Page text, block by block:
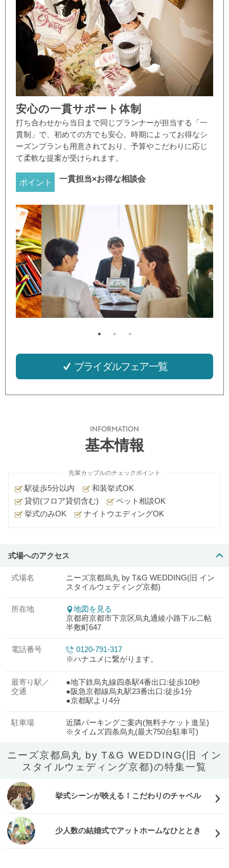
安心の一貫サポート体制
打ち合わせから当日まで同じプランナーが担当する「一
貫制」で、初めての方でも安心。時期によってお得なシ
ーズンプランも用意されており、予算やこだわりに応じ
て柔軟な提案が受けられます。
ポイント 一貫担当×お得な相談会
ブライダルフェア一覧
INFORMATION
基本情報
先輩カップルのチェックポイント
駅徒歩5分以内
和装挙式OK
貸切(フロア貸切含む)
ペット相談OK
挙式のみOK
ナイトウエディングOK
式場へのアクセス
式場名
ニーズ京都烏丸 by T&G WEDDING(旧 イン
スタイルウェディング京都)
所在地
地図を見る
京都府京都市下京区烏丸通綾小路下ル二帖
半敷町647
電話番号
0120-791-317
※ハナユメに繋がります。
最寄り駅／
交通
●地下鉄烏丸線四条駅4番出口:徒歩10秒
●阪急京都線烏丸駅23番出口:徒歩1分
●京都駅より4分
駐車場
近隣パーキングご案内(無料チケット進呈)
※タイムズ四条烏丸(最大750台駐車可)
ニーズ京都烏丸 by T&G WEDDING(旧 イン
スタイルウェディング京都)の特集一覧
挙式シーンが映える！こだわりのチャペル
少人数の結婚式でアットホームなひととき